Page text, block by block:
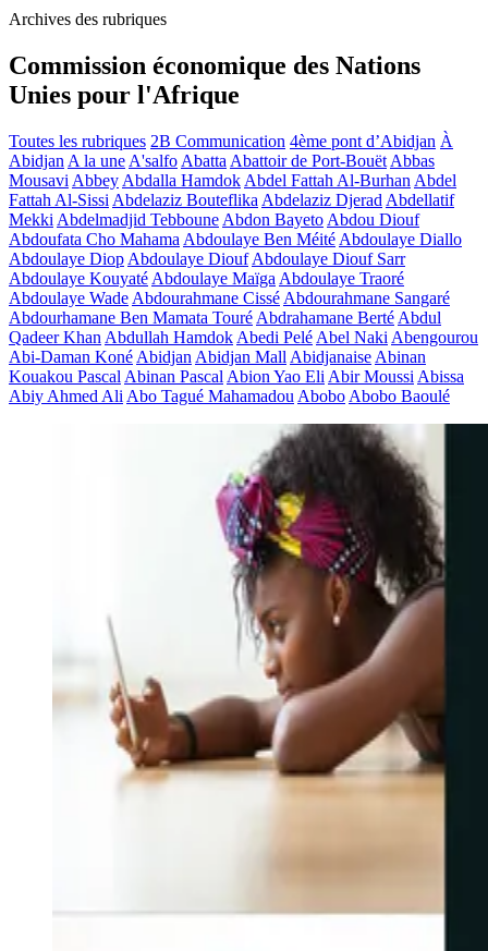
Archives des rubriques
Commission économique des Nations
Unies pour l'Afrique
Toutes les rubriques 2B Communication 4ème pont d’Abidjan À
Abidjan A la une A'salfo Abatta Abattoir de Port-Bouët Abbas
Mousavi Abbey Abdalla Hamdok Abdel Fattah Al-Burhan Abdel
Fattah Al-Sissi Abdelaziz Bouteflika Abdelaziz Djerad Abdellatif
Mekki Abdelmadjid Tebboune Abdon Bayeto Abdou Diouf
Abdoufata Cho Mahama Abdoulaye Ben Méité Abdoulaye Diallo
Abdoulaye Diop Abdoulaye Diouf Abdoulaye Diouf Sarr
Abdoulaye Kouyaté Abdoulaye Maïga Abdoulaye Traoré
Abdoulaye Wade Abdourahmane Cissé Abdourahmane Sangaré
Abdourhamane Ben Mamata Touré Abdrahamane Berté Abdul
Qadeer Khan Abdullah Hamdok Abedi Pelé Abel Naki Abengourou
Abi-Daman Koné Abidjan Abidjan Mall Abidjanaise Abinan
Kouakou Pascal Abinan Pascal Abion Yao Eli Abir Moussi Abissa
Abiy Ahmed Ali Abo Tagué Mahamadou Abobo Abobo Baoulé